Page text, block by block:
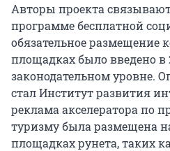
Авторы проекта
программе бесплатной
обязательное размещение
площадках было введено в
законодательном уровне.
стал Институт развития
реклама акселератора по
туризму была размещена
площадках рунета, таких